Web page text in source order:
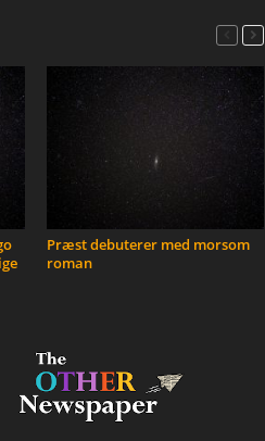
Præst debuterer med morsom
roman